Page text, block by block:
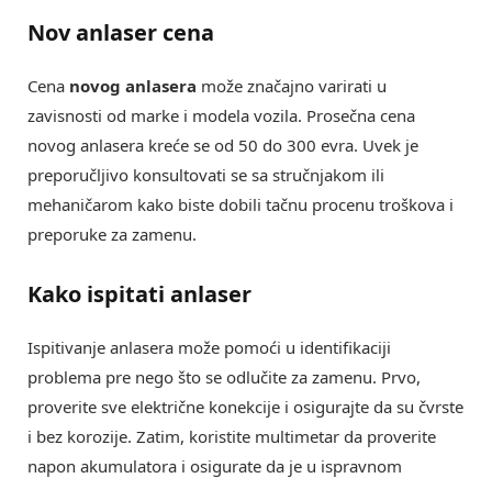
Nov anlaser cena
Cena novog anlasera može značajno varirati u
zavisnosti od marke i modela vozila. Prosečna cena
novog anlasera kreće se od 50 do 300 evra. Uvek je
preporučljivo konsultovati se sa stručnjakom ili
mehaničarom kako biste dobili tačnu procenu troškova i
preporuke za zamenu.
Kako ispitati anlaser
Ispitivanje anlasera može pomoći u identifikaciji
problema pre nego što se odlučite za zamenu. Prvo,
proverite sve električne konekcije i osigurajte da su čvrste
i bez korozije. Zatim, koristite multimetar da proverite
napon akumulatora i osigurate da je u ispravnom